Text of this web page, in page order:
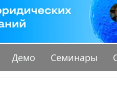
Демо Семинары